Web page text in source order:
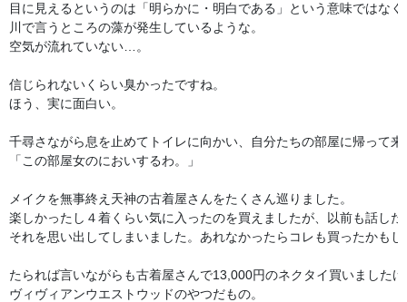
目に見えるというのは「明らかに・明白である」という意味ではな
川で言うところの藻が発生しているような。
空気が流れていない…。
信じられないくらい臭かったですね。
ほう、実に面白い。
千尋さながら息を止めてトイレに向かい、自分たちの部屋に帰って
「この部屋女のにおいするわ。」
メイクを無事終え天神の古着屋さんをたくさん巡りました。
楽しかったし４着くらい気に入ったのを買えましたが、以前も話し
それを思い出してしまいました。あれなかったらコレも買ったかも
たられば言いながらも古着屋さんで13,000円のネクタイ買いました
ヴィヴィアンウエストウッドのやつだもの。